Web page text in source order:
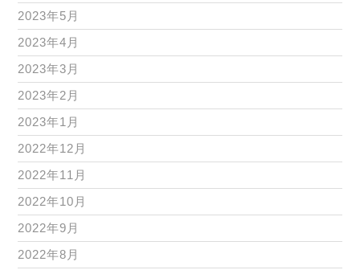
2023年5月
2023年4月
2023年3月
2023年2月
2023年1月
2022年12月
2022年11月
2022年10月
2022年9月
2022年8月